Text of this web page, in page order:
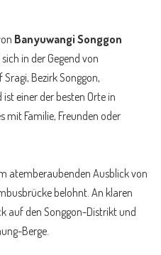
Banyuwangi Songgon
in der Gegend von
Bezirk Songgon,
einer der besten Orte in
mit Familie, Freunden oder
atemberaubenden Ausblick von
belohnt. An klaren
auf den Songgon-Distrikt und
Berge.